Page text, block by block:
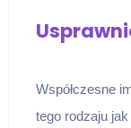
Współczesne
tego rodzaju